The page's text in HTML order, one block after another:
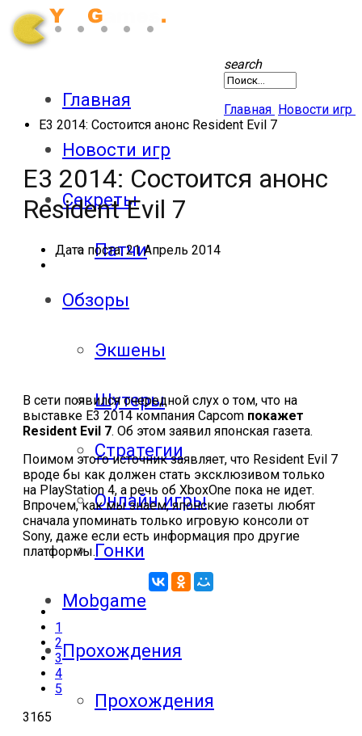
Главная
Новости игр
Секреты
Патчи
Обзоры
Экшены
Шутеры
Стратегии
Онлайн игры
Гонки
Mobgame
Прохождения
Прохождения
search
Главная Новости игр
E3 2014: Состоится анонс Resident Evil 7
E3 2014: Состоится анонс
Resident Evil 7
Дата поста:21 Апрель 2014
В сети появился очередной слух о том, что на
выставке E3 2014 компания Capcom покажет
Resident Evil 7. Об этом заявил японская газета.
Поимом этого источник заявляет, что Resident Evil 7
вроде бы как должен стать эксклюзивом только
на PlayStation 4, а речь об XboxOne пока не идет.
Впрочем, как мы знаем, японские газеты любят
сначала упоминать только игровую консоли от
Sony, даже если есть информация про другие
платформы.
1
2
3
4
5
3165